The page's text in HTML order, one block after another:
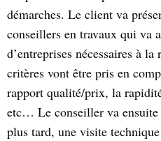
démarches. Le client va
conseillers en travaux qui va
d’entreprises nécessaires à
critères vont être pris en
rapport qualité/prix, la
etc… Le conseiller va ensuite
plus tard, une visite